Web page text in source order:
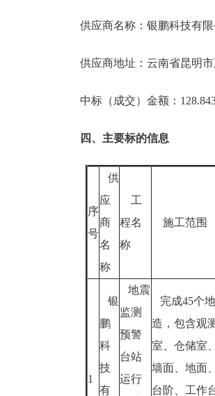
供应商名称：银鹏科技有限
供应商地址：云南省昆明
中标（成交）金额：
四、主要标的信息
序
号
供
应
商
名
称
工
程名
称
施工范围
1
银
鹏
科
技
有
地震
监测
预警
台站
运行
完成45个
造，包含观
室、仓储室
墙面、地面
台阶、工作